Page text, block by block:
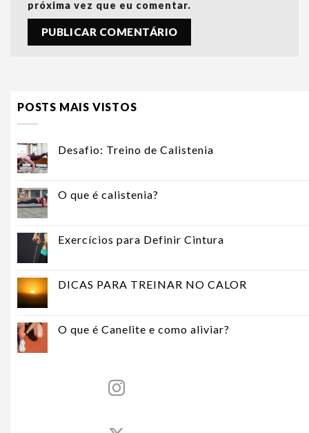
próxima vez que eu comentar.
POSTS MAIS VISTOS
Desafio: Treino de Calistenia
O que é calistenia?
Exercícios para Definir Cintura
DICAS PARA TREINAR NO CALOR
O que é Canelite e como aliviar?